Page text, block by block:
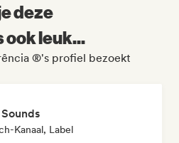
deze
leuk...
®'s profiel bezoekt
Kanaal, Label